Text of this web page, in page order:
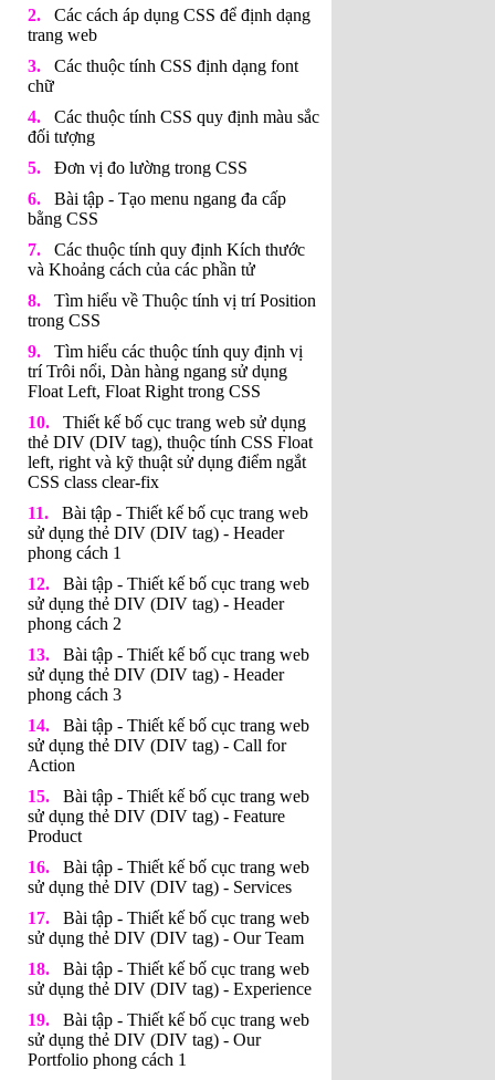
Các cách áp dụng CSS để định dạng
trang web
Các thuộc tính CSS định dạng font
chữ
Các thuộc tính CSS quy định màu sắc
đối tượng
Đơn vị đo lường trong CSS
Bài tập - Tạo menu ngang đa cấp
bằng CSS
Các thuộc tính quy định Kích thước
và Khoảng cách của các phần tử
Tìm hiểu về Thuộc tính vị trí Position
trong CSS
Tìm hiểu các thuộc tính quy định vị
trí Trôi nổi, Dàn hàng ngang sử dụng
Float Left, Float Right trong CSS
Thiết kế bố cục trang web sử dụng
thẻ DIV (DIV tag), thuộc tính CSS Float
left, right và kỹ thuật sử dụng điểm ngắt
CSS class clear-fix
Bài tập - Thiết kế bố cục trang web
sử dụng thẻ DIV (DIV tag) - Header
phong cách 1
Bài tập - Thiết kế bố cục trang web
sử dụng thẻ DIV (DIV tag) - Header
phong cách 2
Bài tập - Thiết kế bố cục trang web
sử dụng thẻ DIV (DIV tag) - Header
phong cách 3
Bài tập - Thiết kế bố cục trang web
sử dụng thẻ DIV (DIV tag) - Call for
Action
Bài tập - Thiết kế bố cục trang web
sử dụng thẻ DIV (DIV tag) - Feature
Product
Bài tập - Thiết kế bố cục trang web
sử dụng thẻ DIV (DIV tag) - Services
Bài tập - Thiết kế bố cục trang web
sử dụng thẻ DIV (DIV tag) - Our Team
Bài tập - Thiết kế bố cục trang web
sử dụng thẻ DIV (DIV tag) - Experience
Bài tập - Thiết kế bố cục trang web
sử dụng thẻ DIV (DIV tag) - Our
Portfolio phong cách 1